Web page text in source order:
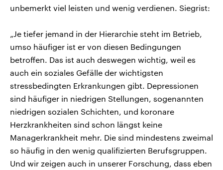
unbemerkt viel leisten und wenig verdienen. Siegrist:
„Je tiefer jemand in der Hierarchie steht im Betrieb,
umso häufiger ist er von diesen Bedingungen
betroffen. Das ist auch deswegen wichtig, weil es
auch ein soziales Gefälle der wichtigsten
stressbedingten Erkrankungen gibt. Depressionen
sind häufiger in niedrigen Stellungen, sogenannten
niedrigen sozialen Schichten, und koronare
Herzkrankheiten sind schon längst keine
Managerkrankheit mehr. Die sind mindestens zweimal
so häufig in den wenig qualifizierten Berufsgruppen.
Und wir zeigen auch in unserer Forschung, dass eben